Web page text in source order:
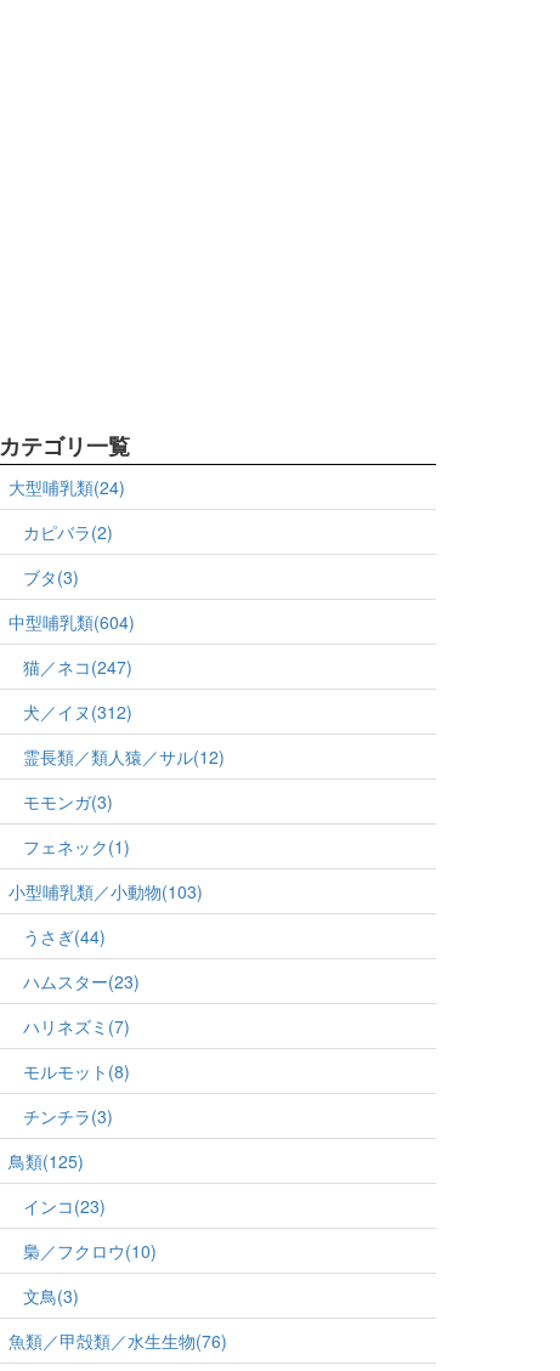
カテゴリ一覧
大型哺乳類(24)
カピバラ(2)
ブタ(3)
中型哺乳類(604)
猫／ネコ(247)
犬／イヌ(312)
霊長類／類人猿／サル(12)
モモンガ(3)
フェネック(1)
小型哺乳類／小動物(103)
うさぎ(44)
ハムスター(23)
ハリネズミ(7)
モルモット(8)
チンチラ(3)
鳥類(125)
インコ(23)
梟／フクロウ(10)
文鳥(3)
魚類／甲殻類／水生生物(76)